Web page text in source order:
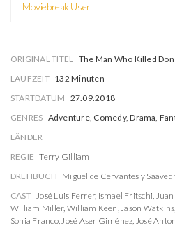
Moviebreak User
ORIGINAL TITEL The Man Who Killed
LAUFZEIT 132 Minuten
STARTDATUM 27.09.2018
GENRES Adventure, Comedy, Drama,
LÄNDER
REGIE Terry Gilliam
DREHBUCH Miguel de Cervantes y
CAST José Luis Ferrer, Ismael Fritschi, Juan
William Miller, William Keen,Jason Watkins,
Sonia Franco,José Aser Giménez, José